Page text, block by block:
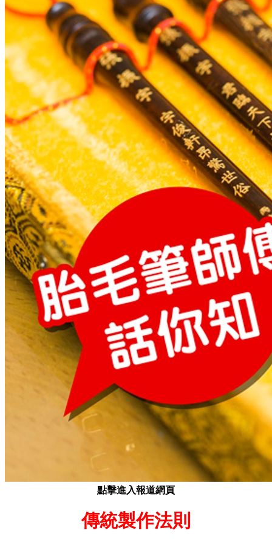
點擊進入報道網頁
傳統製作法則